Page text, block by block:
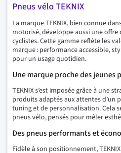
Pneus vélo TEKNIX
La marque TEKNIX, bien connue
motorisé, développe aussi une offre
cyclistes. Cette gamme reflète les
marque : performance accessible,
pour un usage quotidien.
Une marque proche des jeunes
TEKNIX s’est imposée grâce à une
produits adaptés aux attentes d’un
tuning et de personnalisation. Cela
pneus vélo, pensés pour mêler
Des pneus performants et
Fidèle à son positionnement,